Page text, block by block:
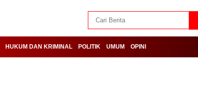
HUKUM DAN KRIMINAL POLITIK UMUM OPINI